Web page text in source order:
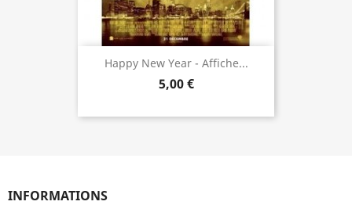
Happy New Year - Affiche...
5,00 €
INFORMATIONS